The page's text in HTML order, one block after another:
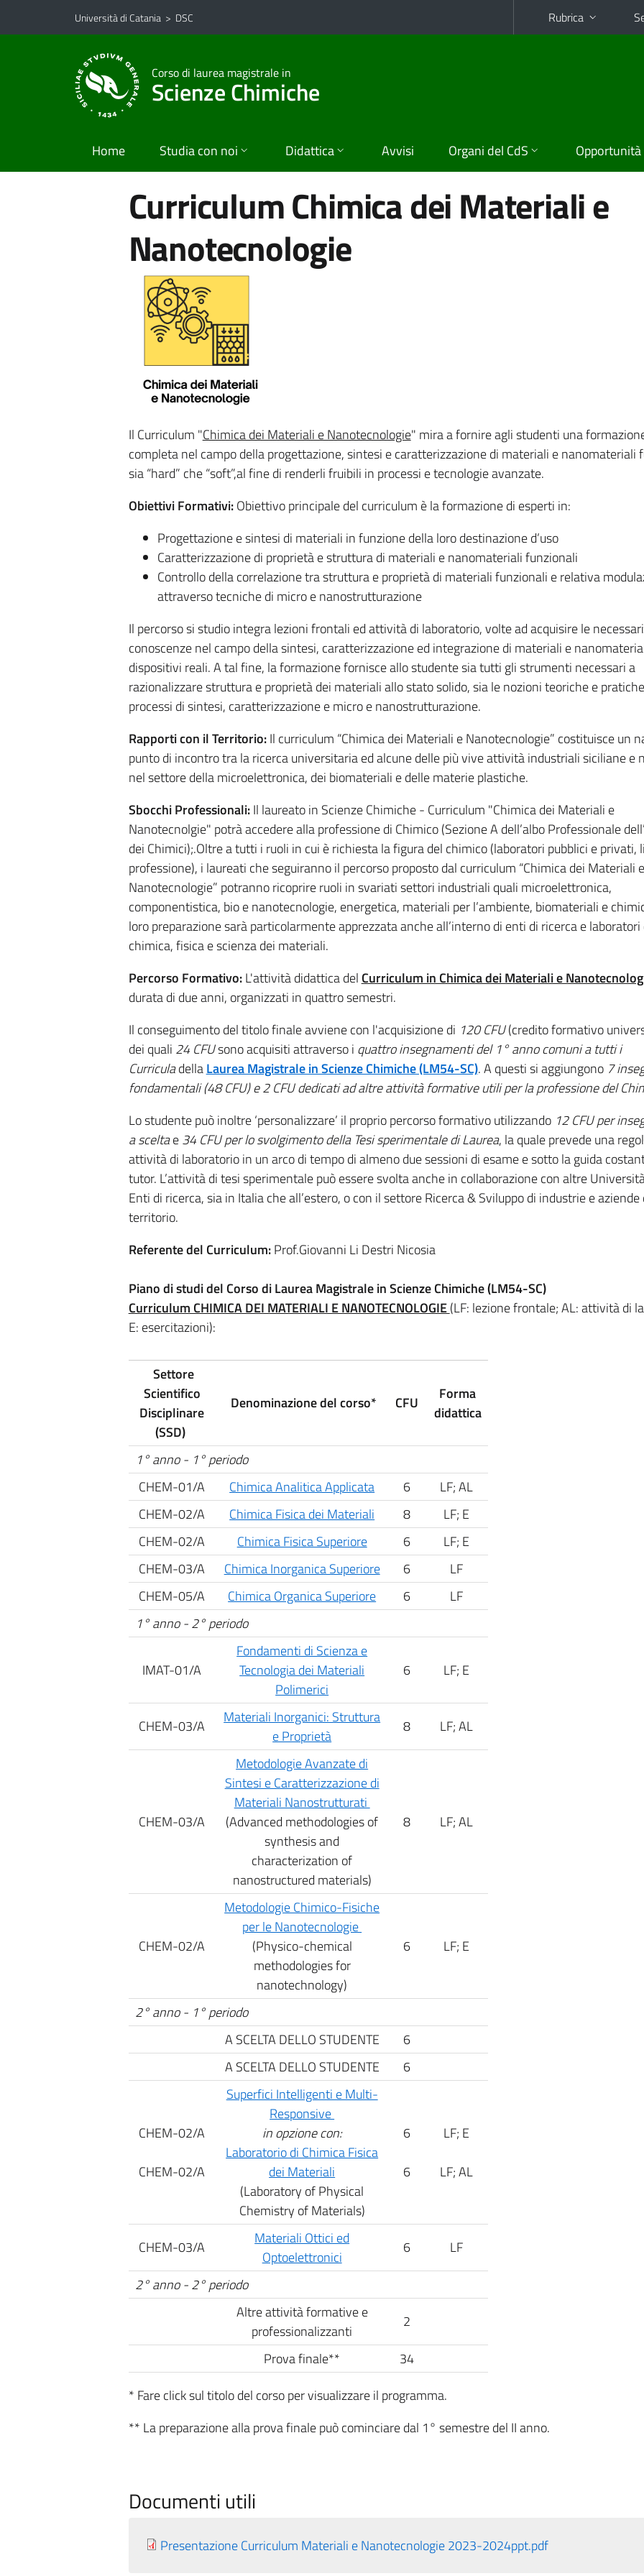
Vai al contenuto principale
Vai al menu di navigazione
Università di Catania > DSC Rubrica
Corso di laurea magistrale in
Scienze Chimiche
Home Studia con noi Didattica Avvisi Organi del CdS Opportunità
Curriculum Chimica dei Materiali e
Nanotecnologie
​Il Curriculum "Chimica dei Materiali e Nanotecnologie" mira a fornire agli studenti una
completa nel campo della progettazione, sintesi e caratterizzazione di materiali e nanomateriali
sia “hard” che “soft”,al fine di renderli fruibili in processi e tecnologie avanzate.
Obiettivi Formativi:Obiettivo principale del curriculum è la formazione di esperti in:
Progettazione e sintesi di materiali in funzione della loro destinazione d’uso
Caratterizzazione di proprietà e struttura di materiali e nanomateriali funzionali
Controllo della correlazione tra struttura e proprietà di materiali funzionali e relativa
attraverso tecniche di micro e nanostrutturazione
Il percorso si studio integra lezioni frontali ed attività di laboratorio, volte ad acquisire le
conoscenze nel campo della sintesi, caratterizzazione ed integrazione di materiali e
dispositivi reali. A tal fine, la formazione fornisce allo studente sia tutti gli strumenti necessari a
razionalizzare struttura e proprietà dei materiali allo stato solido, sia le nozioni teoriche e
processi di sintesi, caratterizzazione e micro e nanostrutturazione.
Rapporti con il Territorio:Il curriculum “Chimica dei Materiali e Nanotecnologie” costituisce un
punto di incontro tra la ricerca universitaria ed alcune delle più vive attività industriali siciliane e
nel settore della microelettronica, dei biomateriali e delle materie plastiche.
Sbocchi Professionali:Il laureato in Scienze Chimiche - Curriculum "Chimica dei Materiali e
Nanotecnolgie" potrà accedere alla professione di Chimico (Sezione A dell’albo Professionale
dei Chimici);.Oltre a tutti i ruoli in cui è richiesta la figura del chimico (laboratori pubblici e privati,
professione), i laureati che seguiranno il percorso proposto dal curriculum “Chimica dei Materiali e
Nanotecnologie” potranno ricoprire ruoli in svariati settori industriali quali microelettronica,
componentistica, bio e nanotecnologie, energetica, materiali per l’ambiente, biomateriali e
loro preparazione sarà particolarmente apprezzata anche all’interno di enti di ricerca e laboratori
chimica, fisica e scienza dei materiali.
Percorso Formativo:L'attività didattica del Curriculum in Chimica dei Materiali e
durata di due anni, organizzati in quattro semestri.
Il conseguimento del titolo finale avviene con l'acquisizione di 120 CFU(credito formativo
dei quali 24 CFUsono acquisiti attraverso i quattro insegnamenti del 1° anno comuni a tutti i
CurriculadellaLaurea Magistrale in Scienze Chimiche (LM54-SC). A questi si aggiungono 7
fondamentali (48 CFU) e 2 CFU dedicati ad altre attività formative utili per la professione del
Lo studente può inoltre ‘personalizzare’ il proprio percorso formativo utilizzando 12 CFU per
a sceltae34 CFU per lo svolgimento della Tesi sperimentale di Laurea, la quale prevede una
attività di laboratorio in un arco di tempo di almeno due sessioni di esame e sotto la guida
tutor. L’attività di tesi sperimentale può essere svolta anche in collaborazione con altre
Enti di ricerca, sia in Italia che all’estero, o con il settore Ricerca & Sviluppo di industrie e aziende
territorio.
Referente del Curriculum:Prof.Giovanni Li Destri Nicosia
Piano di studi del Corso di Laurea Magistrale in Scienze Chimiche (LM54-SC)
Curriculum CHIMICA DEI MATERIALI E NANOTECNOLOGIE(LF: lezione frontale; AL: attività di
E: esercitazioni):
Settore
Scientifico
Disciplinare
(SSD)
Denominazione del corso* CFU
Forma
didattica
1° anno - 1° periodo
CHEM-01/A
Chimica Analitica Applicata 6
LF; AL
CHEM-02/A
Chimica Fisica dei Materiali 8
LF; E
CHEM-02/A
Chimica Fisica Superiore 6
LF; E
CHEM-03/A
Chimica Inorganica Superiore 6
LF
CHEM-05/A
Chimica Organica Superiore 6
LF
1° anno - 2° periodo
IMAT-01/A
Fondamenti di Scienza e
Tecnologia dei Materiali
Polimerici
6 LF; E
CHEM-03/A
Materiali Inorganici: Struttura
e Proprietà
8 LF; AL
CHEM-03/A
Metodologie Avanzate di
Sintesi e Caratterizzazione di
Materiali Nanostrutturati
(Advanced methodologies of
synthesis and
characterization of
nanostructured materials)
8 LF; AL
CHEM-02/A
Metodologie Chimico-Fisiche
per le Nanotecnologie
(Physico-chemical
methodologies for
nanotechnology)
6 LF; E
2° anno - 1° periodo
A SCELTA DELLO STUDENTE
6
A SCELTA DELLO STUDENTE
6
CHEM-02/A
CHEM-02/A
Superfici Intelligenti e Multi-
Responsive
in opzione con:
Laboratorio di Chimica Fisica
dei Materiali
(Laboratory of Physical
Chemistry of Materials)
6
6
LF; E
LF; AL
CHEM-03/A
Materiali Ottici ed
Optoelettronici
6
LF
2° anno - 2° periodo
Altre attività formative e
professionalizzanti
2
Prova finale**
34
* Fare click sul titolo del corso per visualizzare il programma.
** La preparazione alla prova finale può cominciare dal 1° semestre del II anno.
Documenti utili
Presentazione Curriculum Materiali e Nanotecnologie 2023-2024ppt.pdf